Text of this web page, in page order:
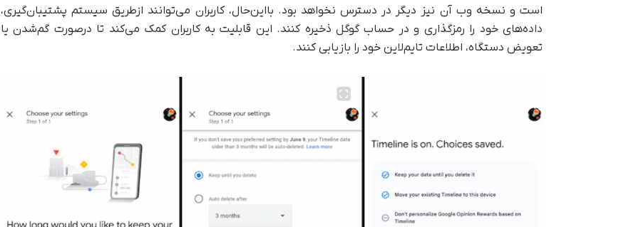
است و نسخه وب آن نیز دیگر در دسترس نخواهد بود. بااین‌حال، کاربران می‌توانند از‌طریق سیستم پشتیبان‌گیری،
داده‌های خود را رمزگذاری و در حساب گوگل ذخیره کنند. این قابلیت به کاربران کمک می‌کند تا در‌صورت گم‌شدن یا
تعویض دستگاه، اطلاعات تایم‌لاین خود را بازیابی کنند.